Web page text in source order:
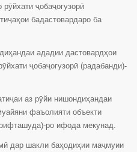
ҷобаҷогузорӣ
бадастовардаро ба
ададии дастовардҳои
ҷобаҷогузорӣ (радабанди)-
аз рӯйи нишондиҳандаи
фаъолияти объекти
ро ифода мекунад.
дар шакли баҳодиҳии маҷмуии